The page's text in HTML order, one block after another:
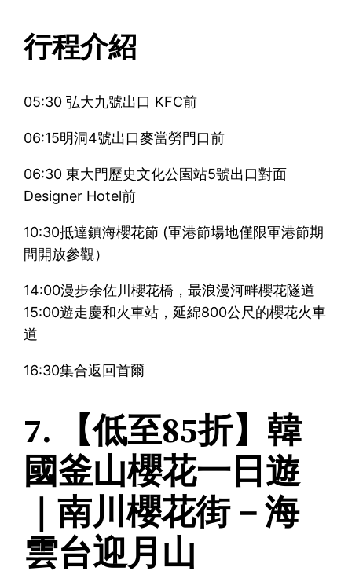
行程介紹
05:30 弘大九號出口 KFC前
06:15明洞4號出口麥當勞門口前
06:30 東大門歷史文化公園站5號出口對面
Designer Hotel前
10:30抵達鎮海櫻花節 (軍港節場地僅限軍港節期
間開放參觀）
14:00漫步余佐川櫻花橋，最浪漫河畔櫻花隧道
15:00遊走慶和火車站，延綿800公尺的櫻花火車
道
16:30集合返回首爾
7. 【低至85折】韓
國釜山櫻花一日遊
｜南川櫻花街－海
雲台迎月山